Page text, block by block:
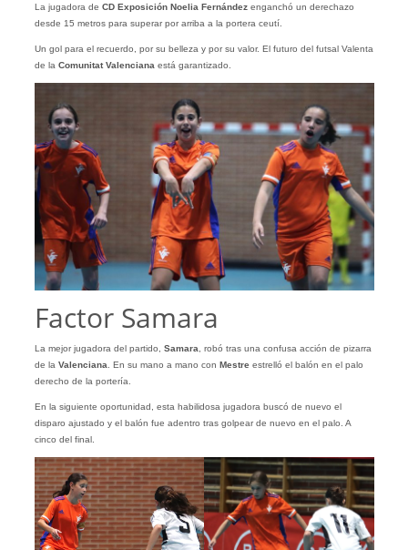
La jugadora de CD Exposición Noelia Fernándezenganchó un derechazo
desde 15 metros para superar por arriba a la portera ceutí.
Un gol para el recuerdo, por su belleza y por su valor. El futuro del futsal Valenta
de la Comunitat Valenciana está garantizado.
Factor Samara
La mejor jugadora del partido, Samara, robó tras una confusa acción de pizarra
de la Valenciana. En su mano a mano con Mestreestrelló el balón en el palo
derecho de la portería.
En la siguiente oportunidad, esta habilidosa jugadora buscó de nuevo el
disparo ajustado y el balón fue adentro tras golpear de nuevo en el palo. A
cinco del final.